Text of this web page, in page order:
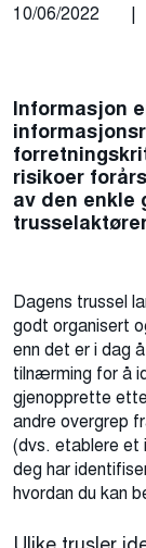
10/06/2022 |
Informasjon
risikoer
av den enkle
Dagens trussel
godt organisert
enn det er i dag
tilnærming for å
gjenopprette
andre overgrep
(dvs. etablere et
deg har
hvordan du kan